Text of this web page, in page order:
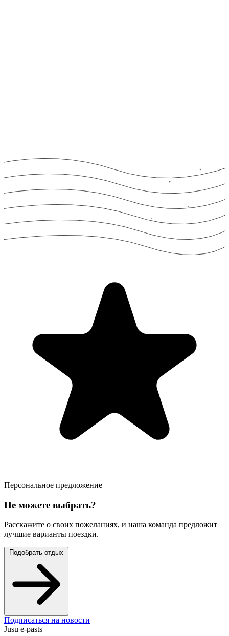
Персональное предложение
Не можете выбрать?
Расскажите о своих пожеланиях, и наша команда предложит
лучшие варианты поездки.
Подобрать отдых
Подписаться на новости
Jūsu e-pasts